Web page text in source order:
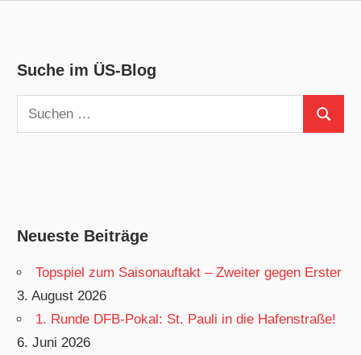
Suche im ÜS-Blog
Suchen
nach:
Suchen
Neueste Beiträge
Topspiel zum Saisonauftakt – Zweiter gegen Erster
3. August 2026
1. Runde DFB-Pokal: St. Pauli in die Hafenstraße!
6. Juni 2026